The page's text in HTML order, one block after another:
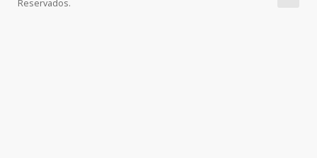
Reservados.